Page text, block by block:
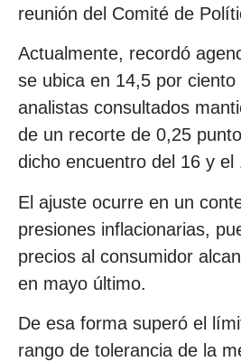
reunión del Comité de
Actualmente, recordó
se ubica en 14,5 por
analistas consultados
de un recorte de 0,25
dicho encuentro del 16 y el
El ajuste ocurre en un
presiones inflacionarias,
precios al consumidor
en mayo último.
De esa forma superó el
rango de tolerancia de la